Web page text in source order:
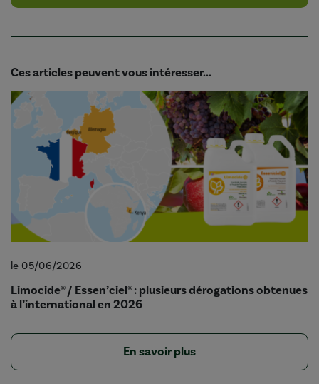
Ces articles peuvent vous intéresser...
le 05/06/2026
Limocide® / Essen’ciel® : plusieurs dérogations obtenues
à l’international en 2026
En savoir plus